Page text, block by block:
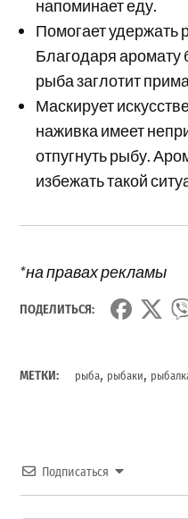
напоминает еду.
Помогает удержать
Благодаря аромату
рыба заглотит
Маскирует
наживка имеет
отпугнуть рыбу.
избежать такой
*на правах рекламы
ПОДЕЛИТЬСЯ:
МЕТКИ: рыба, рыбаки,
Подписаться